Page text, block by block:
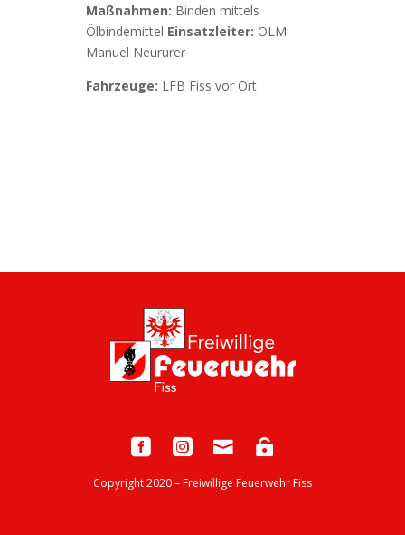
Maßnahmen: Binden mittels
Ölbindemittel Einsatzleiter: OLM
Manuel Neururer
Fahrzeuge: LFB Fiss vor Ort
Copyright 2020 – Freiwillige Feuerwehr Fiss